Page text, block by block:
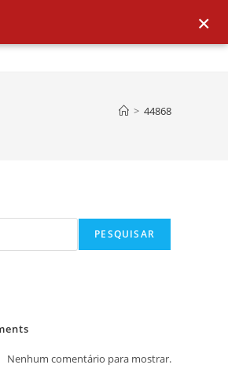
> 44868
PESQUISAR
Nenhum comentário para mostrar.
×